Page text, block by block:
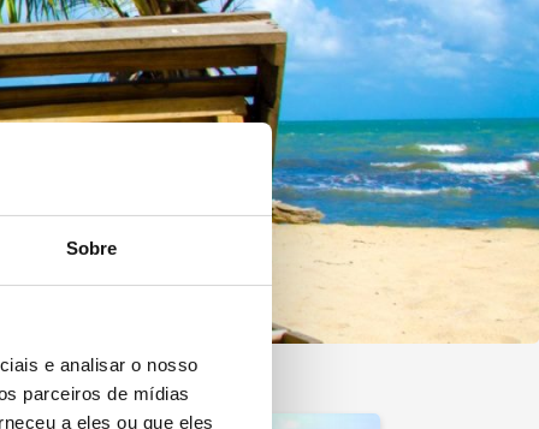
Sobre
e analisar o nosso
parceiros de mídias
a eles ou que eles